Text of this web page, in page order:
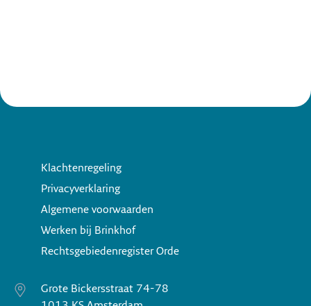
Klachtenregeling
Privacyverklaring
Algemene voorwaarden
Werken bij Brinkhof
Rechtsgebiedenregister Orde
Grote Bickersstraat 74-78